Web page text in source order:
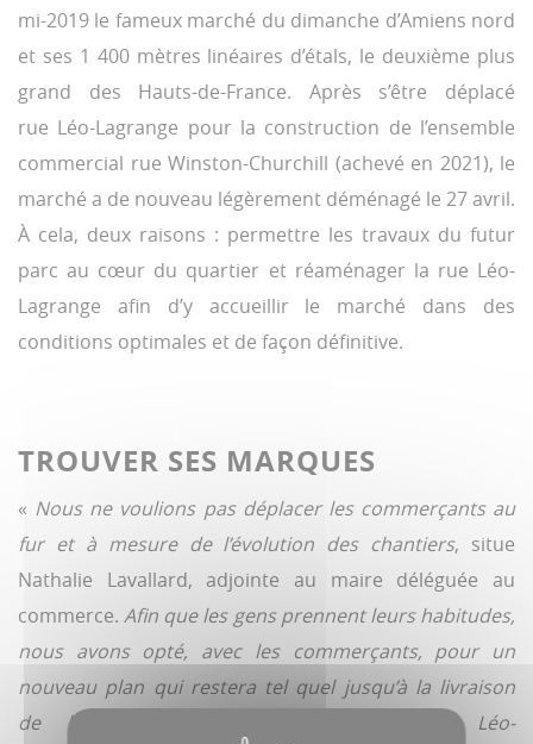
mi-2019 le fameux marché du dimanche d’Amiens nord
et ses 1 400 mètres linéaires d’étals, le deuxième plus
grand des Hauts-de-France. Après s’être déplacé
rue Léo-Lagrange pour la construction de l’ensemble
commercial rue Winston-Churchill (achevé en 2021), le
marché a de nouveau légèrement déménagé le 27 avril.
À cela, deux raisons : permettre les travaux du futur
parc au cœur du quartier et réaménager la rue Léo-
Lagrange afin d’y accueillir le marché dans des
conditions optimales et de façon définitive.
TROUVER SES MARQUES
« Nous ne voulions pas déplacer les commerçants au
fur et à mesure de l’évolution des chantiers, situe
Nathalie Lavallard, adjointe au maire déléguée au
commerce.Afin que les gens prennent leurs habitudes,
nous avons opté, avec les commerçants, pour un
nouveau plan qui restera tel quel jusqu’à la livraison
de la nouvelle place et de la rue Léo-